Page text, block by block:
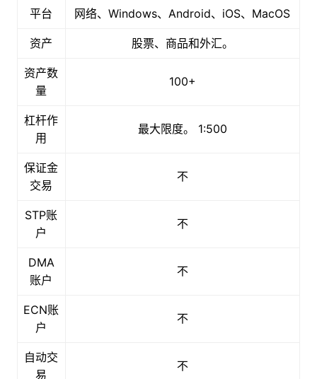
平台 网络、Windows、Android、iOS、MacOS
资产 股票、商品和外汇。
资产数
量
100+
杠杆作
用
最大限度。 1:500
保证金
交易
不
STP账
户
不
DMA
账户
不
ECN账
户
不
自动交
易
不